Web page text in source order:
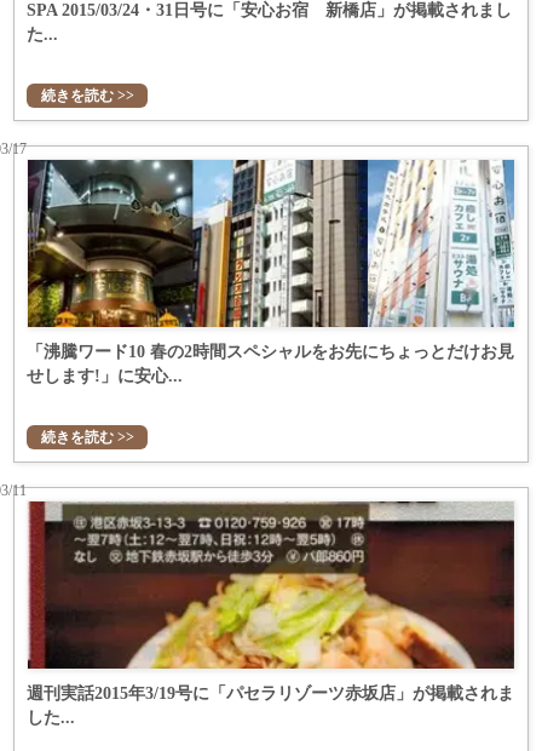
SPA 2015/03/24・31日号に「安心お宿 新橋店」が掲載されまし
た...
続きを読む >>
「沸騰ワード10 春の2時間スペシャルをお先にちょっとだけお見
せします!」に安心...
17
続きを読む >>
週刊実話2015年3/19号に「パセラリゾーツ赤坂店」が掲載されま
した...
11